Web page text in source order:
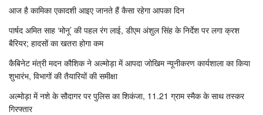
आज है कामिका एकादशी आइए जानते हैं कैसा रहेगा आपका दिन
पार्षद अमित साह ‘मोनू’ की पहल रंग लाई, डीएम अंशुल सिंह के निर्देश पर लगा क्रश
बैरियर; हादसों का खतरा होगा कम
कैबिनेट मंत्री मदन कौशिक ने अल्मोड़ा में आपदा जोखिम न्यूनीकरण कार्यशाला का किया
शुभारंभ, विभागों की तैयारियों की समीक्षा
अल्मोड़ा में नशे के सौदागर पर पुलिस का शिकंजा, 11.21 ग्राम स्मैक के साथ तस्कर
गिरफ्तार